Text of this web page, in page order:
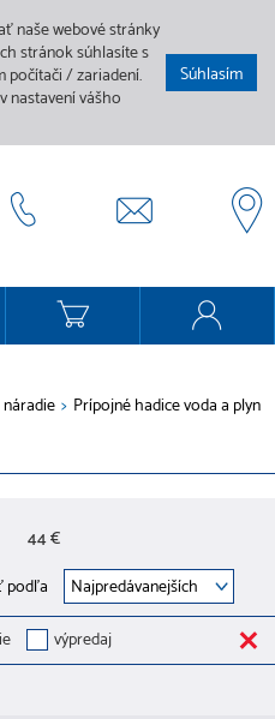
naše webové stránky
stránok súhlasíte s
počítači / zariadení.
nastavení vášho
Súhlasím
> Prípojné hadice voda a plyn
44 €
podľa
výpredaj